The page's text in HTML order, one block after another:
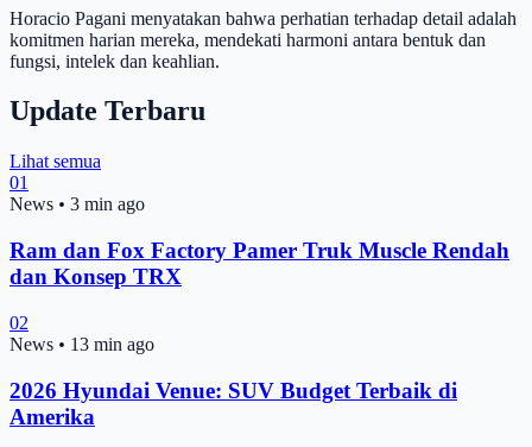
Horacio Pagani menyatakan bahwa perhatian terhadap detail adalah
komitmen harian mereka, mendekati harmoni antara bentuk dan
fungsi, intelek dan keahlian.
Update Terbaru
Lihat semua
01
News • 3 min ago
Ram dan Fox Factory Pamer Truk Muscle Rendah
dan Konsep TRX
02
News • 13 min ago
2026 Hyundai Venue: SUV Budget Terbaik di
Amerika